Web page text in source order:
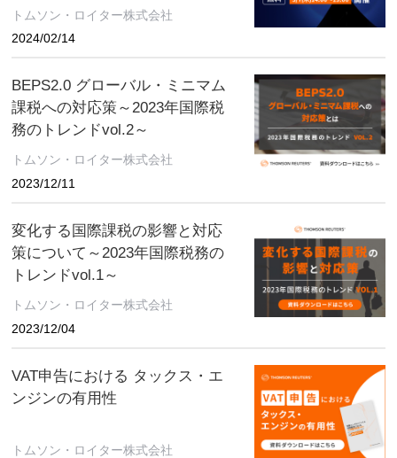
の融合
トムソン・ロイター株式会社
2024/02/14
BEPS2.0 グローバル・ミニマム
課税への対応策～2023年国際税
務のトレンドvol.2～
トムソン・ロイター株式会社
2023/12/11
変化する国際課税の影響と対応
策について～2023年国際税務の
トレンドvol.1～
トムソン・ロイター株式会社
2023/12/04
VAT申告における タックス・エ
ンジンの有用性
トムソン・ロイター株式会社